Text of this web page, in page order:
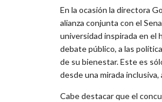
En la ocasión la directora
alianza conjunta con el
universidad inspirada en el
debate público, a las
de su bienestar. Este es
desde una mirada
Cabe destacar que el